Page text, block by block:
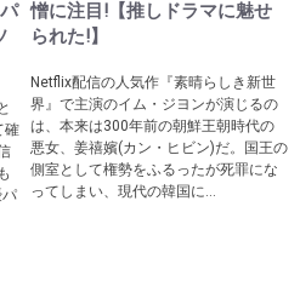
確
憎に注目!【推しドラマに魅せ
られた!】
Netflix配信の人気作『素晴らしき新世
界』で主演のイム・ジヨンが演じるの
は、本来は300年前の朝鮮王朝時代の
悪女、姜禧嬪(カン・ヒビン)だ。国王の
側室として権勢をふるったが死罪にな
ってしまい、現代の韓国に...